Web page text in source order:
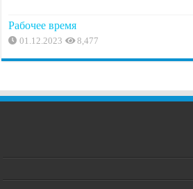
Рабочее время
01.12.2023 8,477